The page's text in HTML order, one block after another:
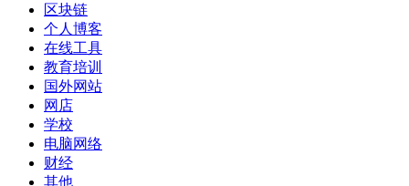
区块链
个人博客
在线工具
教育培训
国外网站
网店
学校
电脑网络
财经
其他